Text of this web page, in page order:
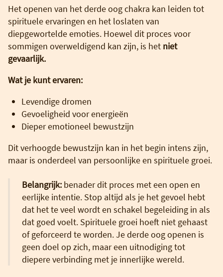
Het openen van het derde oog chakra kan leiden tot
spirituele ervaringen en het loslaten van
diepgewortelde emoties. Hoewel dit proces voor
sommigen overweldigend kan zijn, is het niet
gevaarlijk.
Wat je kunt ervaren:
Levendige dromen
Gevoeligheid voor energieën
Dieper emotioneel bewustzijn
Dit verhoogde bewustzijn kan in het begin intens zijn,
maar is onderdeel van persoonlijke en spirituele groei.
Belangrijk: benader dit proces met een open en
eerlijke intentie. Stop altijd als je het gevoel hebt
dat het te veel wordt en schakel begeleiding in als
dat goed voelt. Spirituele groei hoeft niet gehaast
of geforceerd te worden. Je derde oog openen is
geen doel op zich, maar een uitnodiging tot
diepere verbinding met je innerlijke wereld.